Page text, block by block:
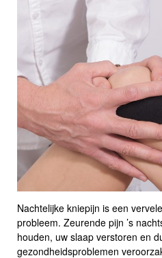
Nachtelijke kniepijn is een
probleem. Zeurende pijn ’s
houden, uw slaap verstoren en
gezondheidsproblemen